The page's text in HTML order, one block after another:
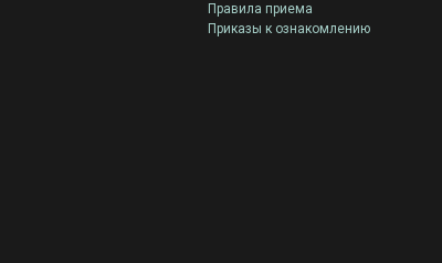
Правила приема
Приказы к ознакомлению